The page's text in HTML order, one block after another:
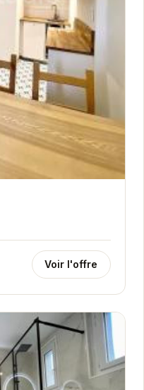
Voir l'offre